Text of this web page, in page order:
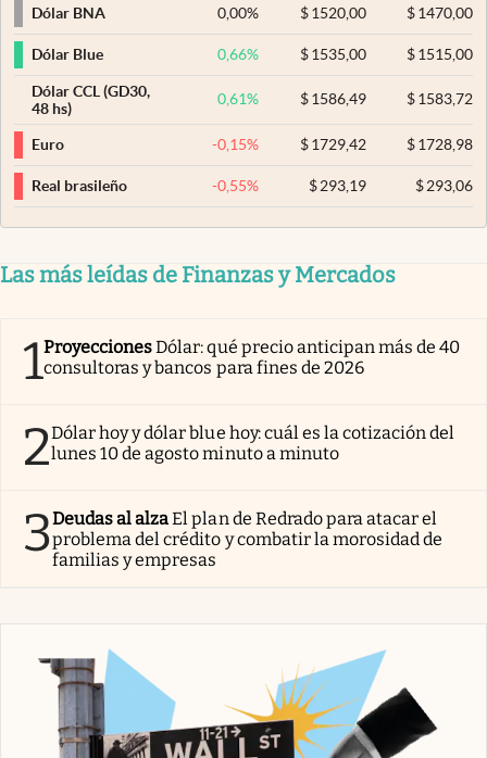
Dólar BNA
0,00% $ 1520,00 $1470,00
Dólar Blue 0,66% $ 1535,00 $1515,00
Dólar CCL (GD30,
48 hs)
0,61% $ 1586,49 $1583,72
Euro -0,15% $ 1729,42 $1728,98
Real brasileño -0,55% $ 293,19 $293,06
Las más leídas de Finanzas y Mercados
1ProyeccionesDólar: qué precio anticipan más de 40
consultoras y bancos para fines de 2026
2Dólar hoy y dólar blue hoy: cuál es la cotización del
lunes 10 de agosto minuto a minuto
3Deudas al alzaEl plan de Redrado para atacar el
problema del crédito y combatir la morosidad de
familias y empresas